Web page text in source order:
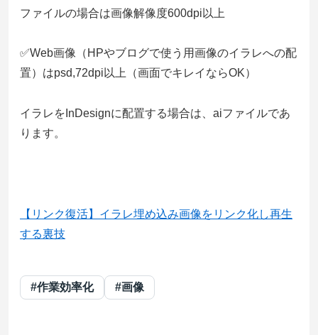
ファイルの場合は画像解像度600dpi以上
✅Web画像（HPやブログで使う用画像のイラレへの配
置）はpsd,72dpi以上（画面でキレイならOK）
イラレをInDesignに配置する場合は、aiファイルであ
ります。
【リンク復活】イラレ埋め込み画像をリンク化し再生
する裏技
#作業効率化 #画像